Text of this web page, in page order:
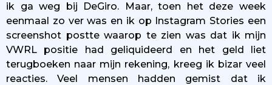
ik ga weg bij DeGiro. Maar, toen het deze week
eenmaal zo ver was en ik op Instagram Stories een
screenshot postte waarop te zien was dat ik mijn
VWRL positie had geliquideerd en het geld liet
terugboeken naar mijn rekening, kreeg ik bizar veel
reacties. Veel mensen hadden gemist dat ik